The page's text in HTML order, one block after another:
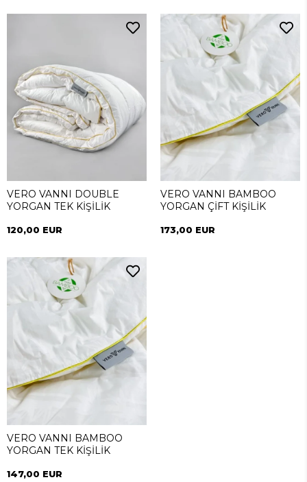
VERO VANNI DOUBLE
YORGAN TEK KİŞİLİK
120,00 EUR
VERO VANNI BAMBOO
YORGAN ÇİFT KİŞİLİK
173,00 EUR
VERO VANNI BAMBOO
YORGAN TEK KİŞİLİK
147,00 EUR